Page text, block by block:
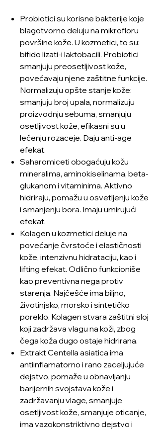
Probiotici su korisne bakterije koje
blagotvorno deluju na mikrofloru
površine kože. U kozmetici, to su:
bifido lizati-i laktobacili. Probiotici
smanjuju preosetljivost kože,
povećavaju njene zaštitne funkcije.
Normalizuju opšte stanje kože:
smanjuju broj upala, normalizuju
proizvodnju sebuma, smanjuju
osetljivost kože, efikasni su u
lečenju rozaceje. Daju anti-age
efekat.
Saharomiceti obogaćuju kožu
mineralima, aminokiselinama, beta-
glukanom i vitaminima. Aktivno
hidriraju, pomažu u osvetljenju kože
i smanjenju bora. Imaju umirujući
efekat.
Kolagen u kozmetici deluje na
povećanje čvrstoće i elastičnosti
kože, intenzivnu hidrataciju, kao i
lifting efekat. Odlično funkcioniše
kao preventivna nega protiv
starenja. Najčešće ima biljno,
životinjsko, morsko i sintetičko
poreklo. Kolagen stvara zaštitni sloj
koji zadržava vlagu na koži, zbog
čega koža dugo ostaje hidrirana.
Extrakt Centella asiatica ima
antiinflamatorno i rano zaceljujuće
dejstvo, pomaže u obnavljanju
barijernih svojstava kože i
zadržavanju vlage, smanjuje
osetljivost kože, smanjuje oticanje,
ima vazokonstriktivno dejstvo i